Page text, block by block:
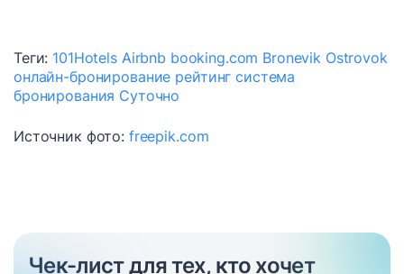
Теги: 101Hotels Airbnb booking.com Bronevik Ostrovok
онлайн-бронирование рейтингсистема
бронирования Суточно
Источник фото: freepik.com
Чек-лист для тех, кто хочет